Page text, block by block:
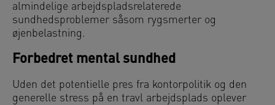
almindelige arbejdspladsrelaterede
sundhedsproblemer såsom rygsmerter og
øjenbelastning.
Forbedret mental sundhed
Uden det potentielle pres fra kontorpolitik og den
generelle stress på en travl arbejdsplads oplever